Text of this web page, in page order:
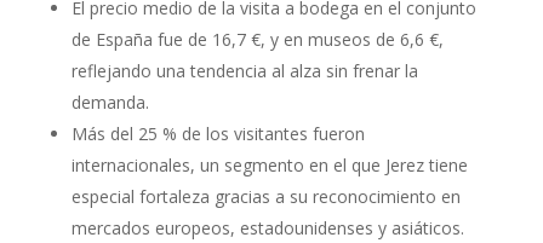
El precio medio de la visita a bodega en el conjunto
de España fue de 16,7 €, y en museos de 6,6 €,
reflejando una tendencia al alza sin frenar la
demanda.
Más del 25 % de los visitantes fueron
internacionales, un segmento en el que Jerez tiene
especial fortaleza gracias a su reconocimiento en
mercados europeos, estadounidenses y asiáticos.